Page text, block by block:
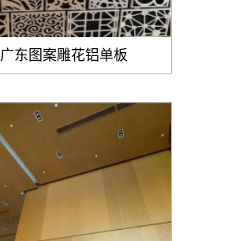
广东图案雕花铝单板